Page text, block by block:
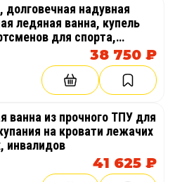
Неотъемлемый
атлетов.
Освежающий холод
ум и борется со стрессом.
и разуму мощь ледяного
без сложностей
долговечная надувная
ледяная ванна, купель
для спорта,
льда из AirDeck
палуба)
38 750 ₽
ванна из прочного ТПУ для
на кровати лежачих
инвалидов
41 625 ₽